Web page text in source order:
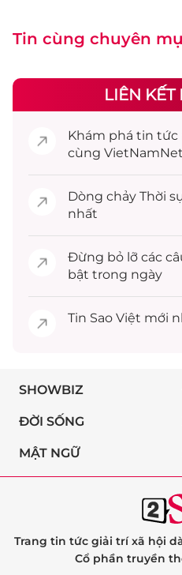
Tin cùng chuyên
LIÊN KẾT
Khám phá tin tức
cùng VietNamNet
Dòng chảy Thời
nhất
Đừng bỏ lỡ các
bật trong ngày
Tin Sao Việt mới
SHOWBIZ
ĐỜI SỐNG
MẬT NGỮ
Trang tin tức giải trí xã hội
Cổ phần truyền